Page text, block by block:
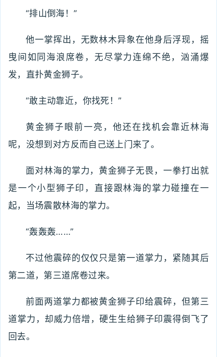
“排山倒海！”
他一掌挥出，无数林木异象在他身后浮现，摇
曳间如同海浪席卷，无尽掌力连绵不绝，汹涌爆
发，直扑黄金狮子。
“敢主动靠近，你找死！”
黄金狮子眼前一亮，他还在找机会靠近林海
呢，没想到对方反而自己送上门来了。
面对林海的掌力，黄金狮子无畏，一拳打出就
是一个小型狮子印，直接跟林海的掌力碰撞在一
起，当场震散林海的掌力。
“轰轰轰……”
不过他震碎的仅仅只是第一道掌力，紧随其后
第二道，第三道席卷过来。
前面两道掌力都被黄金狮子印给震碎，但第三
道掌力，却威力倍增，硬生生给狮子印震得倒飞了
回去。